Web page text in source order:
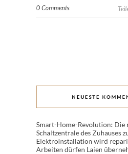
0 Comments
NEUESTE
Smart-Home-Revolution: Die
Schaltzentrale des Zuhauses
Elektroinstallation wird
Arbeiten dürfen Laien